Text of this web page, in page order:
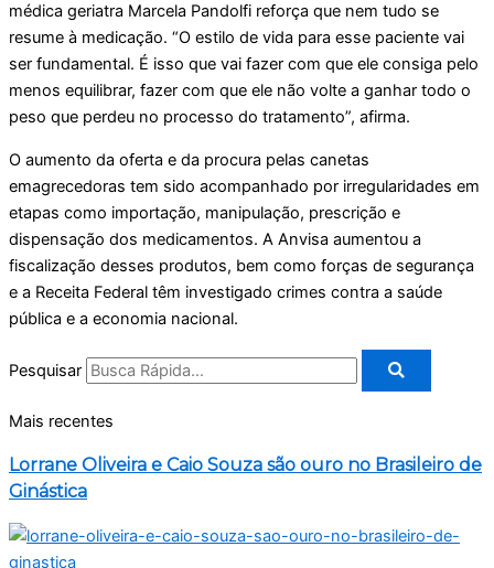
médica geriatra Marcela Pandolfi reforça que nem tudo se
resume à medicação. “O estilo de vida para esse paciente vai
ser fundamental. É isso que vai fazer com que ele consiga pelo
menos equilibrar, fazer com que ele não volte a ganhar todo o
peso que perdeu no processo do tratamento”, afirma.
O aumento da oferta e da procura pelas canetas
emagrecedoras tem sido acompanhado por irregularidades em
etapas como importação, manipulação, prescrição e
dispensação dos medicamentos. A Anvisa aumentou a
fiscalização desses produtos, bem como forças de segurança
e a Receita Federal têm investigado crimes contra a saúde
pública e a economia nacional.
Pesquisar
Mais recentes
Lorrane Oliveira e Caio Souza são ouro no Brasileiro de
Ginástica